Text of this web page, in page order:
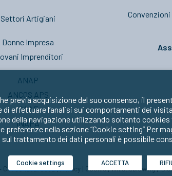
Settori Artigiani
Donne Impresa
Imprenditori
ANAP
ANCOS APS
CAAF
INAPA
80429270582 |Privacy Cookie|Whistleblowing|
previa acquisizione del suo consenso, il
di effettuare l’analisi sui comportamenti dei
della navigazione utilizzando soltanto
nella sezione “Cookie setting” Per
trattamento dei dati personali è possibile
Cookie settings ACCETTA